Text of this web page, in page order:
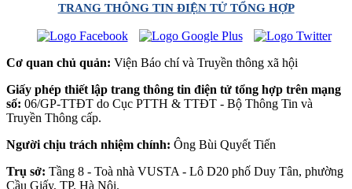
TRANG THÔNG TIN ĐIỆN TỬ TỔNG HỢP
Cơ quan chủ quản: Viện Báo chí và Truyền thông xã hội
Giấy phép thiết lập trang thông tin điện tử tổng hợp trên mạng
số: 06/GP-TTĐT do Cục PTTH & TTĐT - Bộ Thông Tin và
Truyền Thông cấp.
Người chịu trách nhiệm chính: Ông Bùi Quyết Tiến
Trụ sở: Tầng 8 - Toà nhà VUSTA - Lô D20 phố Duy Tân, phường
Cầu Giấy, TP. Hà Nội.